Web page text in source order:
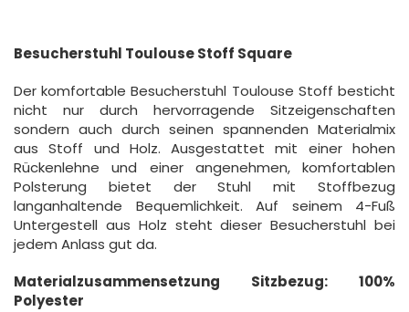
Besucherstuhl Toulouse Stoff Square
Der komfortable Besucherstuhl Toulouse Stoff besticht
nicht nur durch hervorragende Sitzeigenschaften
sondern auch durch seinen spannenden Materialmix
aus Stoff und Holz. Ausgestattet mit einer hohen
Rückenlehne und einer angenehmen, komfortablen
Polsterung bietet der Stuhl mit Stoffbezug
langanhaltende Bequemlichkeit. Auf seinem 4-Fuß
Untergestell aus Holz steht dieser Besucherstuhl bei
jedem Anlass gut da.
Materialzusammensetzung Sitzbezug: 100%
Polyester